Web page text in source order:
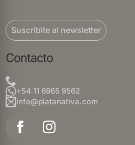
Suscribite al newsletter
Contacto
+54 11 6965 9562
info@platanativa.com